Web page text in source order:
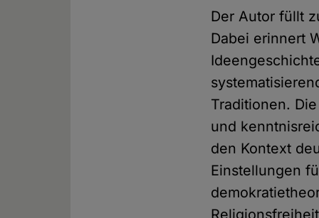
Der Autor füllt
Dabei erinnert
Traditionen.
und
den Kontext
Einstellungen